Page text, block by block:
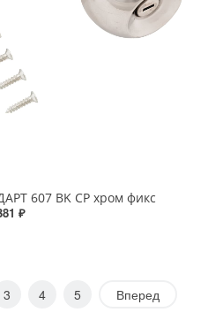
607 BK CP хром фикс
₽
3 4 5 Вперед